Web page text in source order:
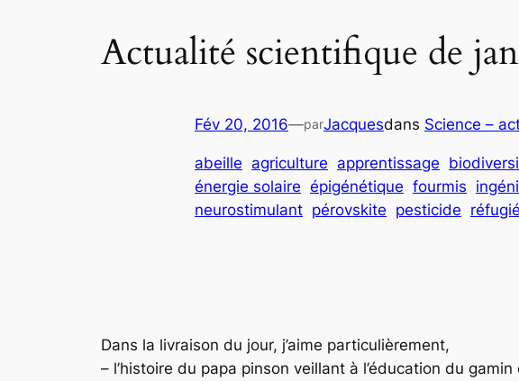
Actualité scientifique de
Fév 20, 2016—parJacquesdans Science –
abeille agriculture apprentissage
énergie solaire épigénétique fourmis
neurostimulant pérovskite pesticide
Dans la livraison du jour, j’aime particulièrement,
– l’histoire du papa pinson veillant à l’éducation du